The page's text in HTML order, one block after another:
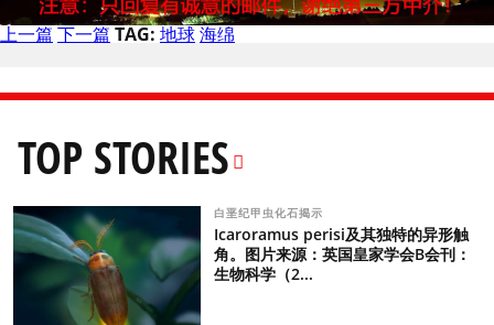
上一篇下一篇TAG:地球海绵
TOP STORIES
白垩纪甲虫化石揭示
Icaroramus perisi及其独特的异形触
角。图片来源：英国皇家学会B会刊：
生物科学（2...